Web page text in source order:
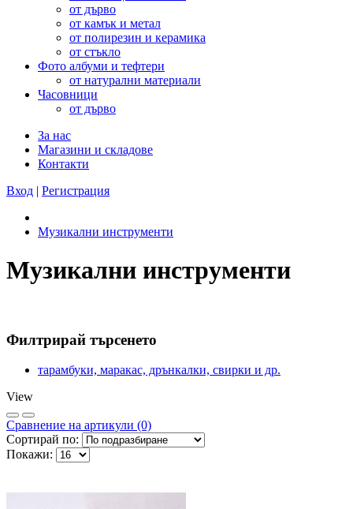
от дърво
от камък и метал
от полирезин и керамика
от стъкло
Фото албуми и тефтери
от натурални материали
Часовници
от дърво
За нас
Магазини и складове
Контакти
Вход | Регистрация
Музикални инструменти
Музикални инструменти
Филтрирай търсенето
тарамбуки, маракас, дрънкалки, свирки и др.
View
Сравнeние на артикули (0)
Сортирай по:
Покажи: